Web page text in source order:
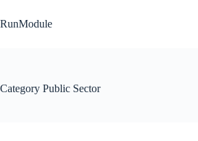
to
content
RunModule
Category Public Sector